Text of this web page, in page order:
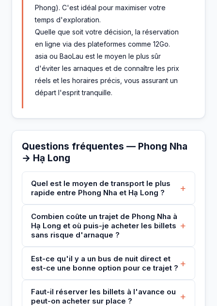
Phong). C'est idéal pour maximiser votre
temps d'exploration.
Quelle que soit votre décision, la réservation
en ligne via des plateformes comme 12Go.
asia ou BaoLau est le moyen le plus sûr
d'éviter les arnaques et de connaître les prix
réels et les horaires précis, vous assurant un
départ l'esprit tranquille.
Questions fréquentes — Phong Nha
→ Hạ Long
Quel est le moyen de transport le plus
rapide entre Phong Nha et Hạ Long ?
+
Combien coûte un trajet de Phong Nha à
Hạ Long et où puis-je acheter les billets
sans risque d'arnaque ?
+
Est-ce qu'il y a un bus de nuit direct et
est-ce une bonne option pour ce trajet ? +
Faut-il réserver les billets à l'avance ou
peut-on acheter sur place ?
+